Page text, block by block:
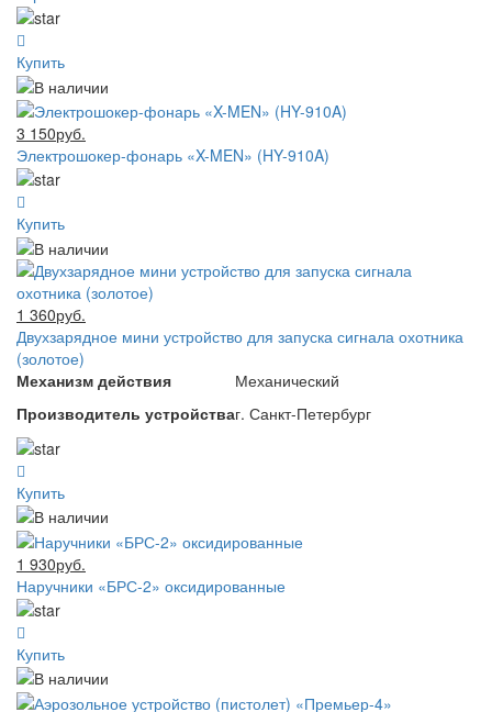
Купить
3 150руб.
Электрошокер-фонарь «X-MEN» (HY-910A)
Купить
1 360руб.
Двухзарядное мини устройство для запуска сигнала охотника
(золотое)
Механизм действия
Механический
Производитель устройстваг. Санкт-Петербург
Купить
1 930руб.
Наручники «БРС-2» оксидированные
Купить